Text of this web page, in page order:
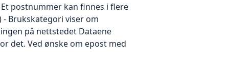
postnummer kan finnes i flere
Brukskategori viser om
på nettstedet Dataene
det. Ved ønske om epost med